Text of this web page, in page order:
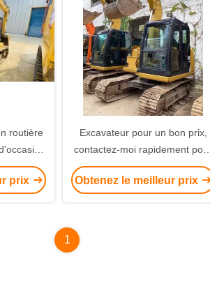
routière
prix
Excavateur pour un bon prix,
contactez-moi rapidement pour
plus de détails
Obtenez le meilleur prix
1